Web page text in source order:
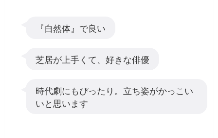
『自然体』で良い
芝居が上手くて、好きな俳優
時代劇にもぴったり。立ち姿がかっこい
いと思います